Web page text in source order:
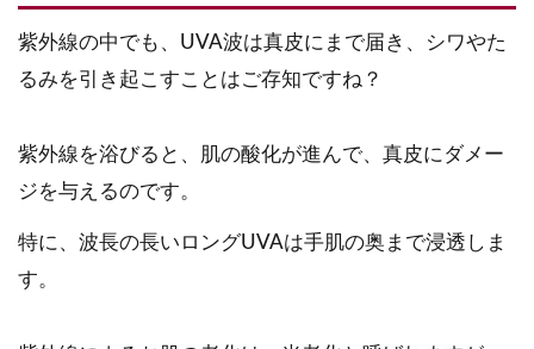
紫外線の中でも、UVA波は真皮にまで届き、シワやた
るみを引き起こすことはご存知ですね？
紫外線を浴びると、肌の酸化が進んで、真皮にダメー
ジを与えるのです。
特に、波長の長いロングUVAは手肌の奥まで浸透しま
す。